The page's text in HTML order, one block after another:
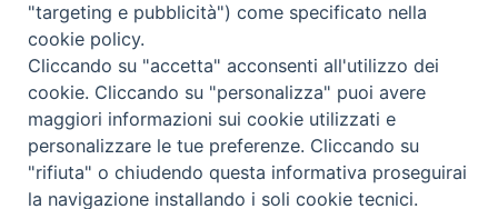
Curia
Via del Seminario, 61 - 57122 Livorno LI
Tel. 0586 276211
Fax 0586 276243
segreve@livorno.chiesacattolica.it
Copyright © Diocesi Livorno
"targeting e pubblicità") come specificato nella
cookie policy.
Cliccando su "accetta" acconsenti all'utilizzo dei
cookie. Cliccando su "personalizza" puoi avere
maggiori informazioni sui cookie utilizzati e
personalizzare le tue preferenze. Cliccando su
"rifiuta" o chiudendo questa informativa proseguirai
la navigazione installando i soli cookie tecnici.